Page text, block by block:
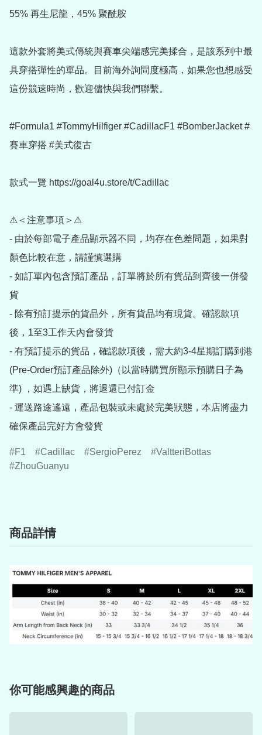
55% 再生尼龍，45% 聚酰胺
這款外套將美式傳統與賽車尖端感完美揉合，是該系列中最
具穿搭彈性的單品。目前海外詢問度極高，如果您也想感受
這份競速時尚，歡迎儘快與我們聯繫。
#Formula1 #TommyHilfiger #CadillacF1 #BomberJacket #
賽車穿搭 #美式復古
款式一覽 https://goal4u.store/t/Cadillac
⚠＜注意事項＞⚠
- 由於每部電子產品顯示器不同，均存在色差問題，如果對
顏色比較在意，請謹慎選購
- 如訂單內包含預訂產品，訂單將於所有貨品到齊後一併發
貨
- 除有預訂提示的貨品外，所有貨品均有現貨。確認款項
後，1至3工作天內會發貨
- 有預訂提示的貨品，確認款項後，需大約3-4星期訂購到港
(Pre-Order預訂產品除外)（以當時購買所顯示預購日子為
準) ，如遇上缺貨，將退還已付訂金
- 運送路途遙遠，產品包裝或未處於完美狀態，本店將盡力
確保產品完好方會發貨
F1 Cadillac SergioPerez
ValtteriBottas
ZhouGuanyu
商品詳情
你可能感興趣的商品